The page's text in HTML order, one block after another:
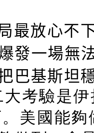
最放心不
發一場無
巴基斯坦
考驗是
美國能